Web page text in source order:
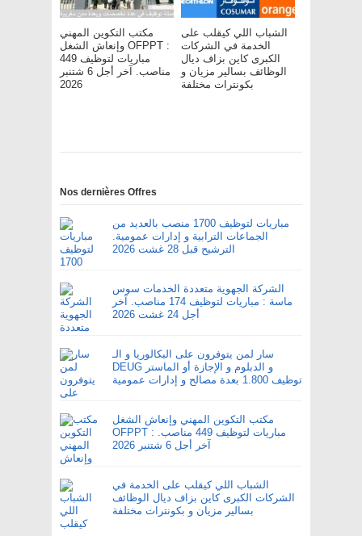
مكتب التكوين المهني
وإنعاش الشغل OFPPT :
مباريات لتوظيف 449
مناصب. آخر أجل 6 شتنبر
2026
الشباب اللي كيقلب على
الخدمة في الشركات
الكبرى كاين بزاف ديال
الوظائف بسالير مزيان و
بكونترات مختلفة
Nos dernières Offres
مباريات لتوظيف 1700 منصب بالعديد من
الجماعات الترابية و إدارات عمومية.
الترشيح قبل 28 غشت 2026
الشركة الجهوية متعددة الخدمات سوس
ماسة : مباريات لتوظيف 174 مناصب. آخر
أجل 24 غشت 2026
سار لمن يتوفرون على البكالوريا و الـ
DEUG و الدبلوم و الإجازة أو الماستر
توظيف 1.800 بعدة مصالح و إدارات عمومية
مكتب التكوين المهني وإنعاش الشغل
OFPPT : مباريات لتوظيف 449 مناصب.
آخر أجل 6 شتنبر 2026
الشباب اللي كيقلب على الخدمة في
الشركات الكبرى كاين بزاف ديال الوظائف
بسالير مزيان و بكونترات مختلفة